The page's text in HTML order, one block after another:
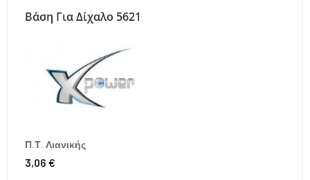
Βάση Για Δίχαλο 5621
Π.Τ. Λιανικής
3,06 €